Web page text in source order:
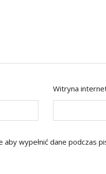
Witryna
wypełnić dane podczas